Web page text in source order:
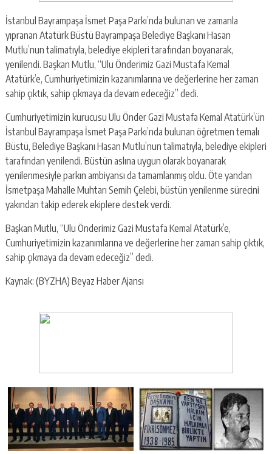
İstanbul Bayrampaşa İsmet Paşa Parkı’nda bulunan ve zamanla
yıpranan Atatürk Büstü Bayrampaşa Belediye Başkanı Hasan
Mutlu’nun talimatıyla, belediye ekipleri tarafından boyanarak,
yenilendi. Başkan Mutlu, “Ulu Önderimiz Gazi Mustafa Kemal
Atatürk’e, Cumhuriyetimizin kazanımlarına ve değerlerine her zaman
sahip çıktık, sahip çıkmaya da devam edeceğiz” dedi.
Cumhuriyetimizin kurucusu Ulu Önder Gazi Mustafa Kemal Atatürk’ün
İstanbul Bayrampaşa İsmet Paşa Parkı’nda bulunan öğretmen temalı
Büstü, Belediye Başkanı Hasan Mutlu’nun talimatıyla, belediye ekipleri
tarafından yenilendi. Büstün aslına uygun olarak boyanarak
yenilenmesiyle parkın ambiyansı da tamamlanmış oldu. Öte yandan
İsmetpaşa Mahalle Muhtarı Semih Çelebi, büstün yenilenme sürecini
yakından takip ederek ekiplere destek verdi.
Başkan Mutlu, “Ulu Önderimiz Gazi Mustafa Kemal Atatürk’e,
Cumhuriyetimizin kazanımlarına ve değerlerine her zaman sahip çıktık,
sahip çıkmaya da devam edeceğiz” dedi.
Kaynak: (BYZHA) Beyaz Haber Ajansı